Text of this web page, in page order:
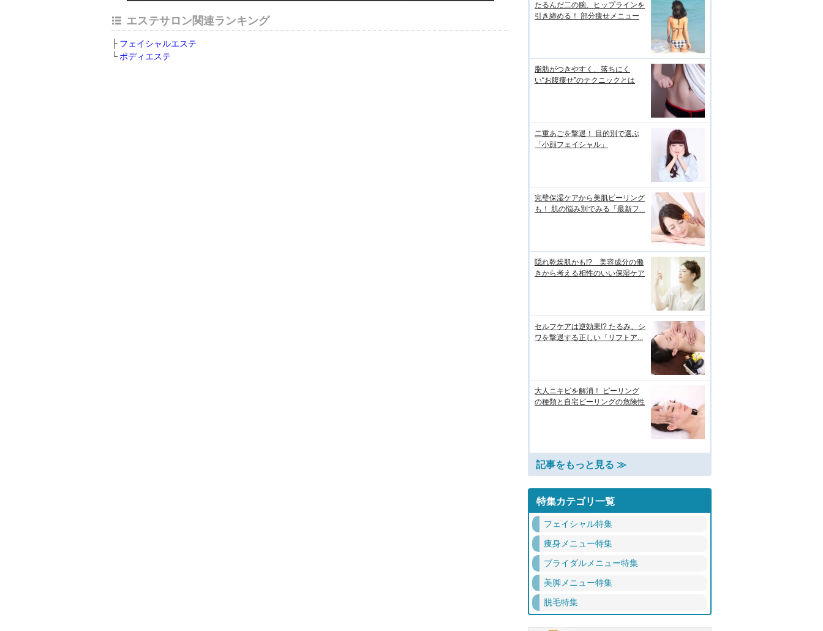
エステサロン関連ランキング
フェイシャルエステ
ボディエステ
たるんだ二の腕、ヒップラインを
引き締める！ 部分痩せメニュー
脂肪がつきやすく、落ちにく
い“お腹痩せ”のテクニックとは
二重あごを撃退！ 目的別で選ぶ
「小顔フェイシャル」
完璧保湿ケアから美肌ピーリング
も！ 肌の悩み別でみる「最新フ...
隠れ乾燥肌かも!? 美容成分の働
きから考える相性のいい保湿ケア
セルフケアは逆効果!? たるみ、シ
ワを撃退する正しい「リフトア...
大人ニキビを解消！ ピーリング
の種類と自宅ピーリングの危険性
記事をもっと見る ≫
特集カテゴリ一覧
フェイシャル特集
痩身メニュー特集
ブライダルメニュー特集
美脚メニュー特集
脱毛特集